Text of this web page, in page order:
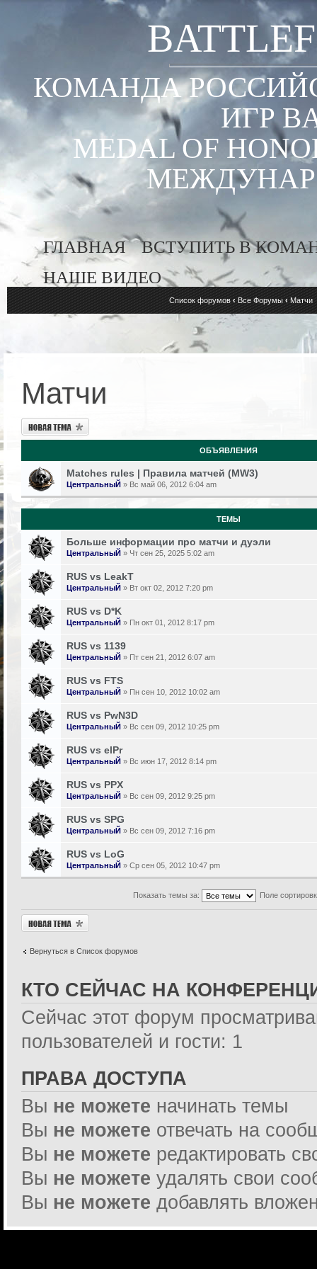
КОМАНДА
ИГР
MEDAL OF
ГЛАВНАЯ
ВСТУПИТЬ В
НАШЕ ВИДЕО
Список форумов ‹ Все Форумы ‹ Матчи
Матчи
Новая тема
ОБЪЯВЛЕНИЯ
Matches rules | Правила матчей (MW3)
ЦентральныЙ » Вс май 06, 2012 6:04 am
ТЕМЫ
Больше информации про матчи и дуэли
ЦентральныЙ » Чт сен 25, 2025 5:02 am
RUS vs LeakT
ЦентральныЙ » Вт окт 02, 2012 7:20 pm
RUS vs D*K
ЦентральныЙ » Пн окт 01, 2012 8:17 pm
RUS vs 1139
ЦентральныЙ » Пт сен 21, 2012 6:07 am
RUS vs FTS
ЦентральныЙ » Пн сен 10, 2012 10:02 am
RUS vs PwN3D
ЦентральныЙ » Вс сен 09, 2012 10:25 pm
RUS vs elPr
ЦентральныЙ » Вс июн 17, 2012 8:14 pm
RUS vs PPX
ЦентральныЙ » Вс сен 09, 2012 9:25 pm
RUS vs SPG
ЦентральныЙ » Вс сен 09, 2012 7:16 pm
RUS vs LoG
ЦентральныЙ » Ср сен 05, 2012 10:47 pm
Показать темы за: Поле
Новая тема
Вернуться в Список форумов
КТО СЕЙЧАС НА
Сейчас этот форум
пользователей и гости: 1
ПРАВА ДОСТУПА
Вы не можете начинать темы
Вы не можете отвечать на
Вы не можете редактировать
Вы не можете удалять свои
Вы не можете добавлять